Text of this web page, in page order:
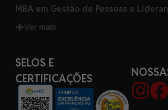
MBA em Gestão de Pessoas e
Ver mais
SELOS E
CERTIFICAÇÕES